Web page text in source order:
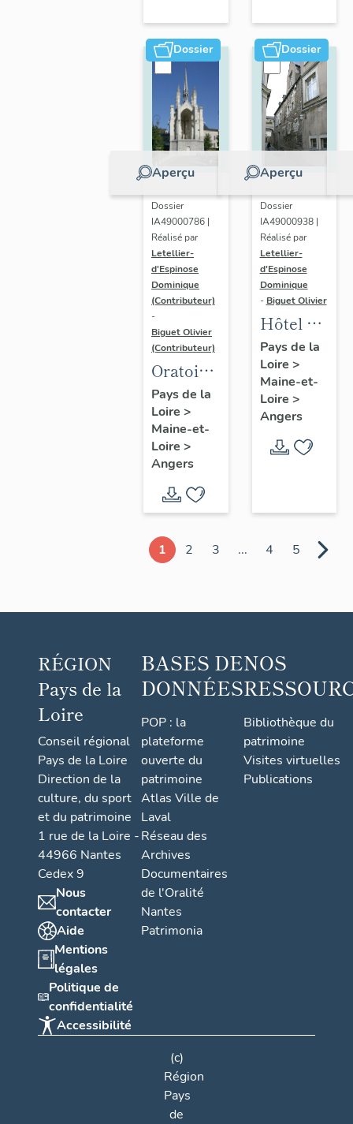
Dossier
Aperçu
Dossier
IA49000786 |
Réalisé par
Letellier-
d'Espinose
Dominique
(Contributeur)
-
Biguet Olivier
(Contributeur)
Oratoire
dit
chapelle
Notre-
Dame-
de-Pitié,
puis
du
Tertre-
Laurent,
Tertre-
Saint-
Laurent
Pays de la
Loire >
Maine-et-
Loire >
Angers
Dossier
Aperçu
Dossier
IA49000938 |
Réalisé par
Letellier-
d'Espinose
Dominique
- Biguet Olivier
Hôtel dit
maison
canoniale
Saint-
Laurent,
6-8 rue
du
Pays de la
Loire >
Maine-et-
Loire >
Angers
1 2 3 ... 4 5
RÉGION
Pays de la
Loire
Conseil régional
Pays de la Loire
Direction de la
culture, du sport
et du patrimoine
1 rue de la Loire -
44966 Nantes
Cedex 9
Nous
contacter
Aide
Mentions
légales
Politique de
confidentialité
Accessibilité
BASES DE
DONNÉES
POP : la
plateforme
ouverte du
patrimoine
Atlas Ville de
Laval
Réseau des
Archives
Documentaires
de l'Oralité
Nantes
Patrimonia
NOS
Bibliothèque du
patrimoine
Visites virtuelles
Publications
(c)
Région
Pays
de